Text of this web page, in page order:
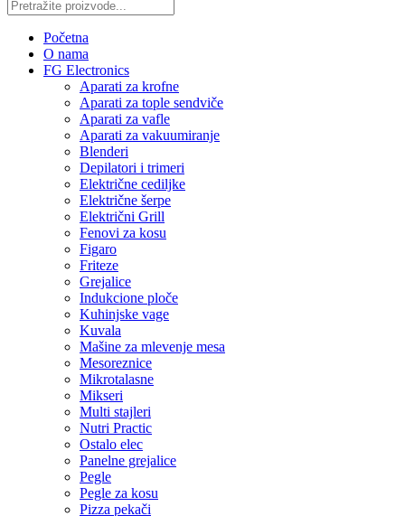
Početna
O nama
FG Electronics
Aparati za krofne
Aparati za tople sendviče
Aparati za vafle
Aparati za vakuumiranje
Blenderi
Depilatori i trimeri
Električne cediljke
Električne šerpe
Električni Grill
Fenovi za kosu
Figaro
Friteze
Grejalice
Indukcione ploče
Kuhinjske vage
Kuvala
Mašine za mlevenje mesa
Mesoreznice
Mikrotalasne
Mikseri
Multi stajleri
Nutri Practic
Ostalo elec
Panelne grejalice
Pegle
Pegle za kosu
Pizza pekači